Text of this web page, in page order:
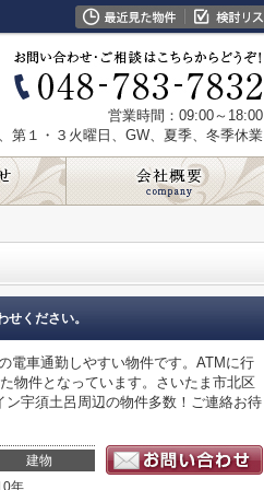
営業時間：09:00～18:00
第１・３火曜日、GW、夏季、冬季休業
ください。
電車通勤しやすい物件です。ATMに行
物件となっています。さいたま市北区
宇須土呂周辺の物件多数！ご連絡お待
建物
年